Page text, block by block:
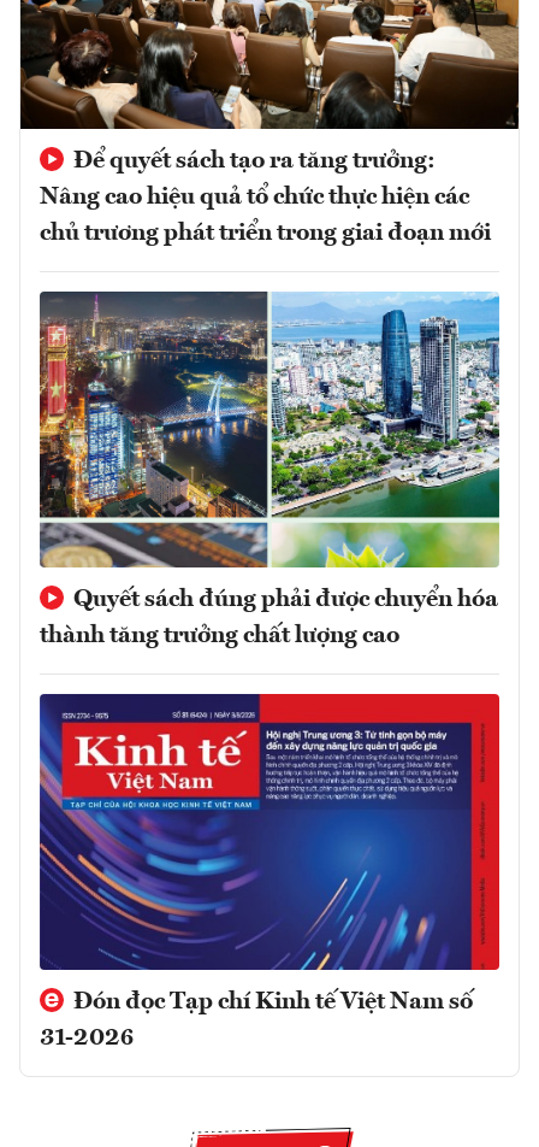
Để quyết sách tạo ra tăng trưởng:
Nâng cao hiệu quả tổ chức thực hiện các
chủ trương phát triển trong giai đoạn mới
Quyết sách đúng phải được chuyển hóa
thành tăng trưởng chất lượng cao
Đón đọc Tạp chí Kinh tế Việt Nam số
31-2026